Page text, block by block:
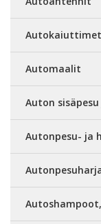
Autokaiuttimet
Automaalit
Auton
Autonpesu- ja